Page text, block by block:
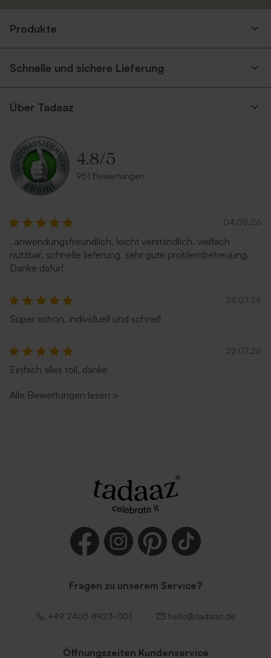
Produkte
Schnelle und sichere Lieferung
Über Tadaaz
4.8/5
951 Bewertungen
04.08.26
..anwendungsfreundlich. leicht verständlich. vielfach
nutzbar. schnelle lieferung. sehr gute problembetreuung.
Danke dafür!
28.07.26
Super schön, individuell und schnell
22.07.26
Einfach alles toll, danke
Alle Bewertungen lesen >
Fragen zu unserem Service?
+49 2405 8923-001 hello@tadaaz.de
Öffnungszeiten Kundenservice